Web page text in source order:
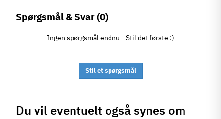
Spørgsmål & Svar(0)
Ingen spørgsmål endnu - Stil det første :)
Stil et spørgsmål
Du vil eventuelt også synes om